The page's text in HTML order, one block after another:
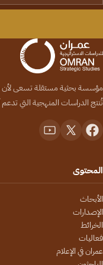
مؤسسة بحثية مستقلة تسعى لأن
تُنتج الدراسات المنهجية التي
المحتوى
الأبحاث
الإصدارات
الخرائط
فعاليات
عمران في الإعلام